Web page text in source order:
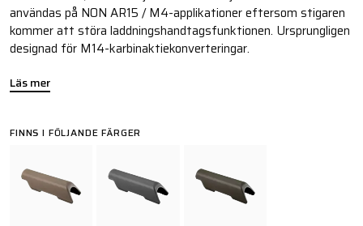
användas på NON AR15 / M4-applikationer eftersom stigaren
kommer att störa laddningshandtagsfunktionen. Ursprungligen
designad för M14-karbinaktiekonverteringar.
Läs mer
FINNS I FÖLJANDE FÄRGER